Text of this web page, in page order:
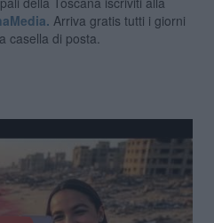
Arriva gratis tutti i giorni
casella di posta.